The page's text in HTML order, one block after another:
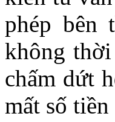
phép bên
không
chấm dứt
mất số